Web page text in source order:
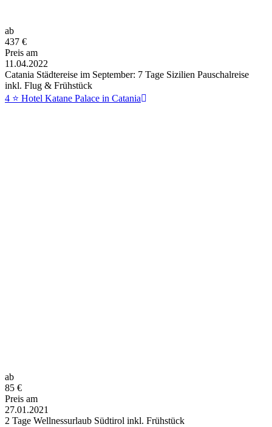
ab
437 €
Preis am
11.04.2022
Catania Städtereise im September: 7 Tage Sizilien Pauschalreise
inkl. Flug & Frühstück
4 ⭐ Hotel Katane Palace in Catania
ab
85 €
Preis am
27.01.2021
2 Tage Wellnessurlaub Südtirol inkl. Frühstück